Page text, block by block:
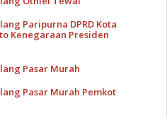
Paripurna DPRD Kota
Kenegaraan Presiden
Pasar Murah
Pasar Murah Pemkot